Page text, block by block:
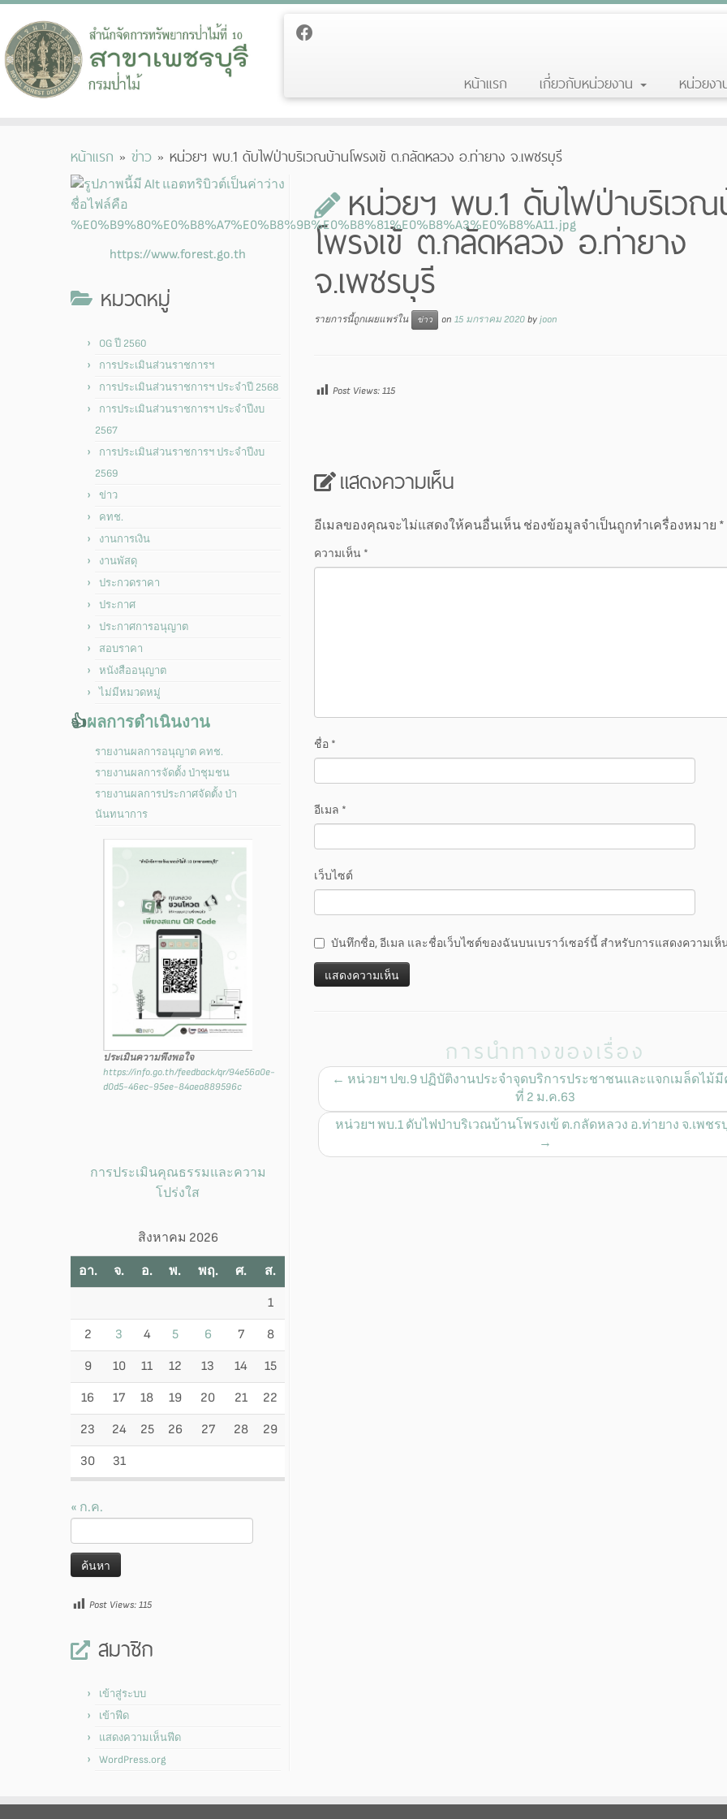
หน้าแรก เกี่ยวกับหน่วยงาน หน่วยงา
หน้าแรก » ข่าว » หน่วยฯ พบ.1 ดับไฟป่าบริเวณบ้านโพรงเข้ ต.กลัดหลวง อ.ท่ายาง จ.เพชรบุรี
https://www.forest.go.th
หมวดหมู่
OG ปี 2560
การประเมินส่วนราชการฯ
การประเมินส่วนราชการฯ ประจำปี 2568
การประเมินส่วนราชการฯ ประจำปีงบ
2567
การประเมินส่วนราชการฯ ประจำปีงบ
2569
ข่าว
คทช.
งานการเงิน
งานพัสดุ
ประกวดราคา
ประกาศ
ประกาศการอนุญาต
สอบราคา
หนังสืออนุญาต
ไม่มีหมวดหมู่
👍ผลการดำเนินงาน
รายงานผลการอนุญาต คทช.
รายงานผลการจัดตั้ง ป่าชุมชน
รายงานผลการประกาศจัดตั้ง ป่า
นันทนาการ
ประเมินความพึงพอใจ
https://info.go.th/feedback/qr/94e56a0e-
d0d5-46ec-95ee-84aea889596c
การประเมินคุณธรรมและความ
โปร่งใส
สิงหาคม 2026
อา. จ. อ. พ. พฤ. ศ. ส.
1
2 3 4 5 6 7 8
9 10 11 12 13 14 15
16 17 18 19 20 21 22
23 24 25 26 27 28 29
30 31
« ก.ค.
สำหรับ:
Post Views: 115
สมาชิก
เข้าสู่ระบบ
เข้าฟีด
แสดงความเห็นฟีด
WordPress.org
หน่วยฯ พบ.1 ดับไฟป่าบริเว
โพรงเข้ ต.กลัดหลวง อ.ท่ายาง
จ.เพชรบุรี
รายการนี้ถูกเผยแพร่ใน ข่าว on 15 มกราคม 2020 by joon
Post Views: 115
แสดงความเห็น
อีเมลของคุณจะไม่แสดงให้คนอื่นเห็น ช่องข้อมูลจำเป็นถูกทำเครื่องหมาย *
ความเห็น *
ชื่อ *
อีเมล *
เว็บไซต์
บันทึกชื่อ, อีเมล และชื่อเว็บไซต์ของฉันบนเบราว์เซอร์นี้ สำหรับการแสดงความเห็
การนำทางของเรื่อง
← หน่วยฯ ปข.9 ปฏิบัติงานประจำจุดบริการประชาชนและแจกเมล็ดไม้มี
ที่ 2 ม.ค.63
หน่วยฯ พบ.1 ดับไฟป่าบริเวณบ้านโพรงเข้ ต.กลัดหลวง อ.ท่ายาง จ.เพชร
→